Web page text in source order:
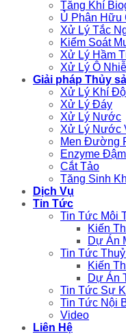
Tăng Khí
Ủ Phân Hữu
Xử Lý Tắc
Kiểm Soát
Xử Lý Hầm
Xử Lý Ô
Giải pháp Thủy
Xử Lý Khí
Xử Lý Đáy
Xử Lý Nước
Xử Lý Nước
Men Đường
Enzyme
Cắt Tảo
Tăng Sinh
Dịch Vụ
Tin Tức
Tin Tức Môi
Kiến
Dự Án
Tin Tức
Kiến
Dự Án
Tin Tức Sự
Tin Tức Nội
Video
Liên Hệ